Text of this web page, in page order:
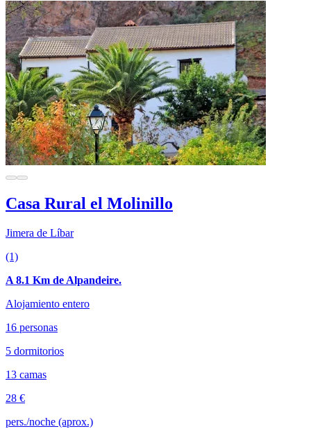
Casa Rural el Molinillo
Jimera de Líbar
(1)
A 8.1 Km de Alpandeire.
Alojamiento entero
16 personas
5 dormitorios
13 camas
28 €
pers./noche (aprox.)